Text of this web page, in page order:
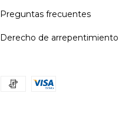
Preguntas frecuentes
Derecho de arrepentimiento